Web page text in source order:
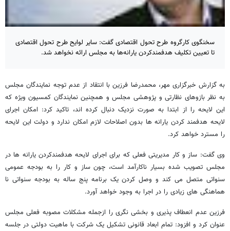
سخنگوی کارگروه طرح تحول اقتصادی گفت: سایر لوایح طرح تحول اقتصادی
تا تعیین تکلیف هدفمندکردن یارانه‌ها به مجلس ارائه نخواهد شد.
به گزارش خبرگزاری مهر، محمدرضا فرزین با انتقاد از عدم توجه نمایندگان مجلس
به نظر بازوهای نظارتی و پژوهشی مجلس و همچنین نمایندگان کمسیون ویژه که
این لایحه را از ابتدا به صورت نزدیک دنبال کرده اند، تاکید کرد: امکان اجرای
لایحه هدفمند کردن یارانه ها بدون اصلاحات لازم امکان ندارد و دولت این لایحه
را مسترد خواهد کرد.
وی گفت: ساز و کار مدیریتی فعلی که برای اجرای لایحه هدفمندکردن یارانه ها در
مجلس تصویب شده بسیار ناکارآمد است، چون ساز و کار را به بودجه عمومی
سنواتی متصل می کند و وصل کردن یک برنامه پنج ساله به بودجه سنواتی نا
هماهنگی های زیادی را در اجرا به وجود خواهد آورد.
فرزین عدم انعطاف پذیری و بخشی نگری را ازجمله مشکلات مصوبه فعلی مجلس
عنوان کرد و افزود: تمام ابعاد قانونی تشکیل یک شرکت با ماهیت دولتی در جلسه